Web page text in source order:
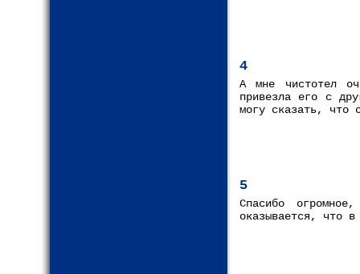
4
А мне чистотел
привезла его с
могу сказать, что
5
Спасибо
оказывается, что